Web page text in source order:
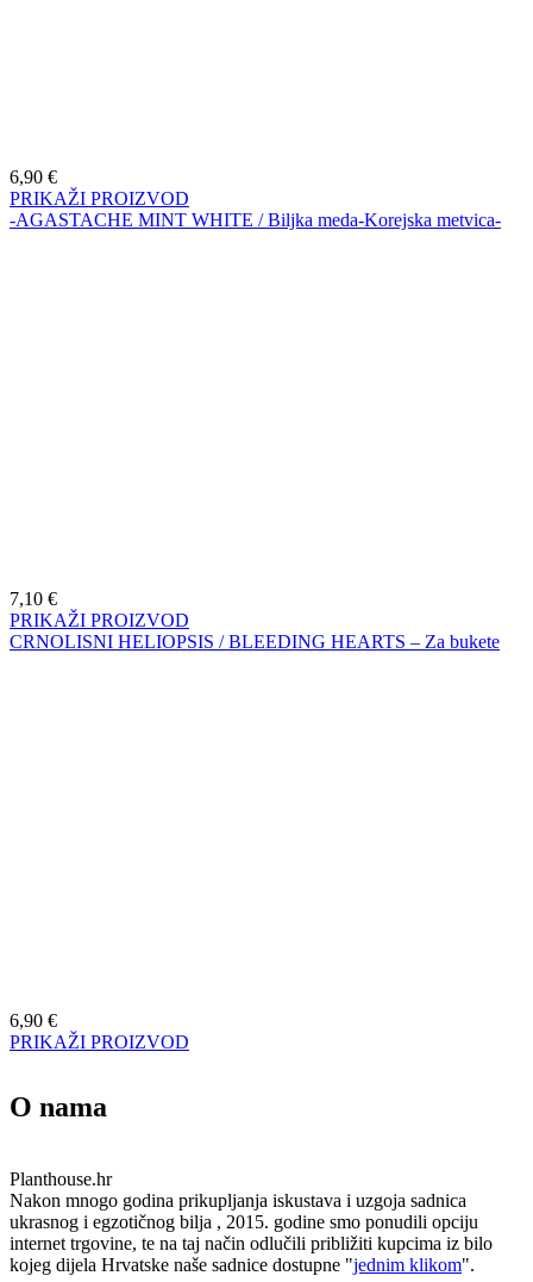
6,90 €
PRIKAŽI PROIZVOD
-AGASTACHE MINT WHITE / Biljka meda-Korejska metvica-
7,10 €
PRIKAŽI PROIZVOD
CRNOLISNI HELIOPSIS / BLEEDING HEARTS – Za bukete
6,90 €
PRIKAŽI PROIZVOD
O nama
Planthouse.hr
Nakon mnogo godina prikupljanja iskustava i uzgoja sadnica
ukrasnog i egzotičnog bilja , 2015. godine smo ponudili opciju
internet trgovine, te na taj način odlučili približiti kupcima iz bilo
kojeg dijela Hrvatske naše sadnice dostupne "jednim klikom".